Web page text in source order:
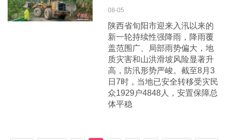
08-05
陕西省旬阳市迎来入汛以来的
新一轮持续性强降雨，降雨覆
盖范围广、局部雨势偏大，地
质灾害和山洪滑坡风险显著升
高，防汛形势严峻。截至8月3
日7时，当地已安全转移受灾民
众1929户4848人，安置保障总
体平稳